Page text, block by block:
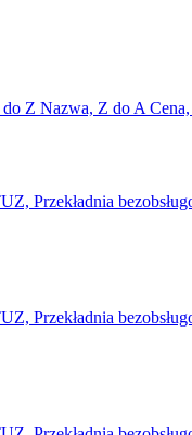
Z Nazwa, Z do A